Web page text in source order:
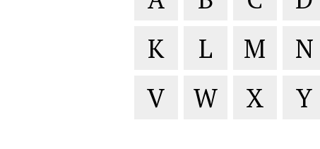
K
L M N
V
W X Y